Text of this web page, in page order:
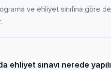
ve ehliyet sınıfına göre
ehliyet sınavı nerede